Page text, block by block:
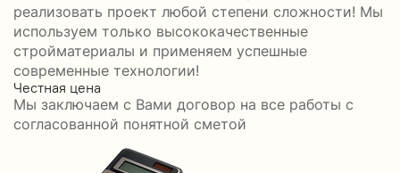
реализовать проект любой степени сложности! Мы
используем только высококачественные
стройматериалы и применяем успешные
современные технологии!
Честная цена
Мы заключаем с Вами договор на все работы с
согласованной понятной сметой